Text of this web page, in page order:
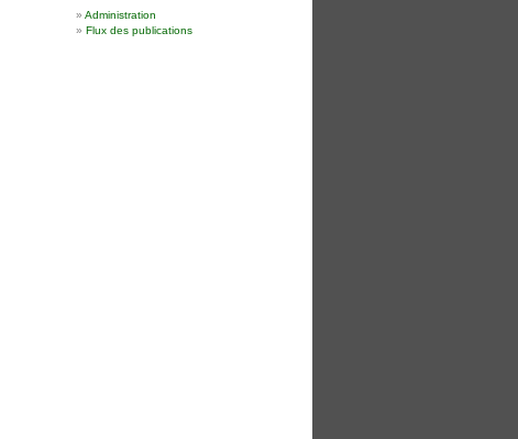
Administration
Flux des publications